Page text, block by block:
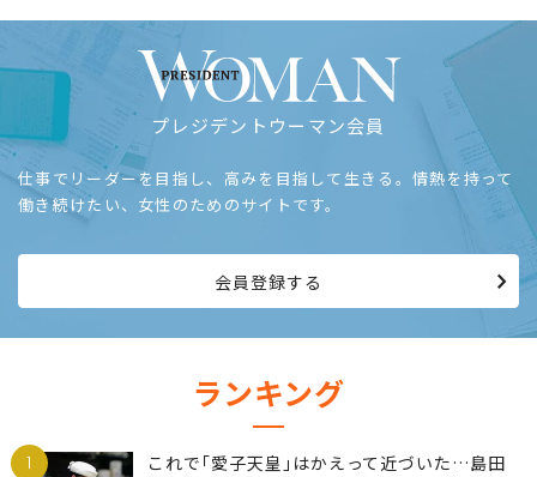
プレジデントウーマン会員
仕事でリーダーを目指し、高みを目指して生きる。情熱を持って
働き続けたい、女性のためのサイトです。
会員登録する
ランキング
1
これで｢愛子天皇｣はかえって近づいた…島田